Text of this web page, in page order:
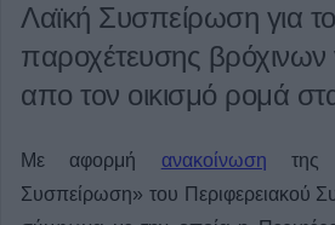
Λαϊκή Συσπείρωση για
παροχέτευσης
απο τον οικισμό ρομά
Με αφορμή ανακοίνωση της
Συσπείρωση» του Περιφερειακού